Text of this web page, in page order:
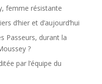
femme résistante
d’hier et d’aujourd’hui
Passeurs, durant la
?
par l’équipe du